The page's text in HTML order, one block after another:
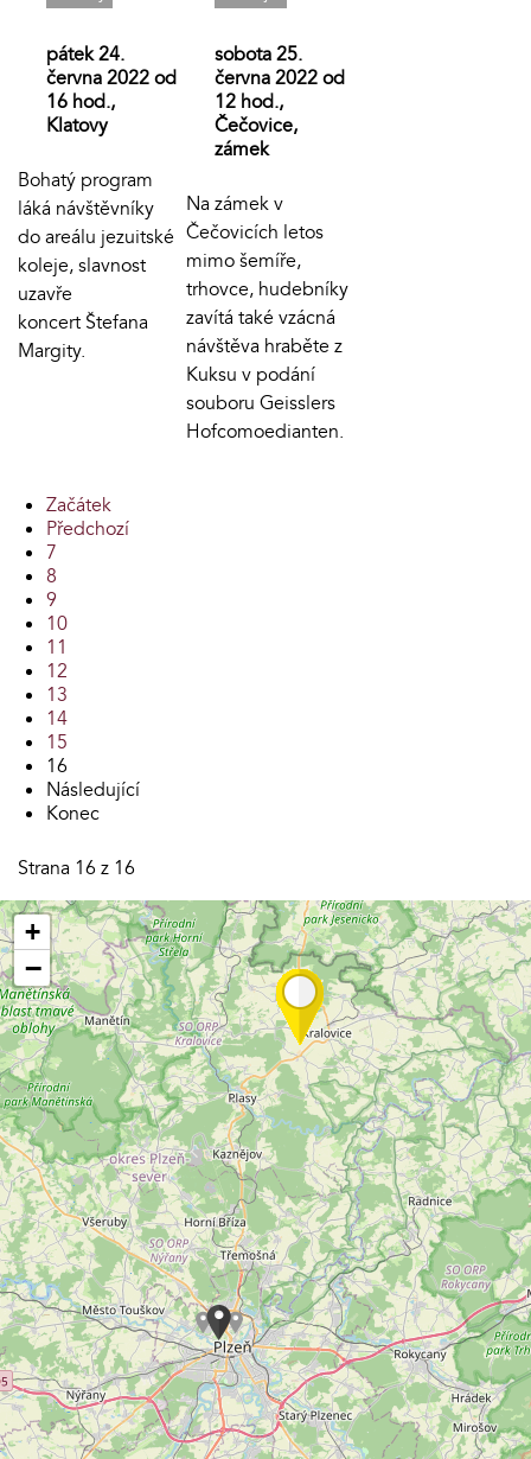
pátek 24.
června 2022 od
16 hod.,
Klatovy
Bohatý program
láká návštěvníky
do areálu jezuitské
koleje, slavnost
uzavře
koncert Štefana
Margity.
sobota 25.
června 2022 od
12 hod.,
Čečovice,
zámek
Na zámek v
Čečovicích letos
mimo šemíře,
trhovce, hudebníky
zavítá také vzácná
návštěva hraběte z
Kuksu v podání
souboru Geisslers
Hofcomoedianten.
Začátek
Předchozí
7
8
9
10
11
12
13
14
15
16
Následující
Konec
Strana 16 z 16
+
−